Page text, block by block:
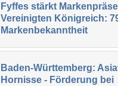
Fyffes stärkt
Vereinigten Königreich:
Markenbekanntheit
Baden-Württemberg:
Hornisse - Förderung bei